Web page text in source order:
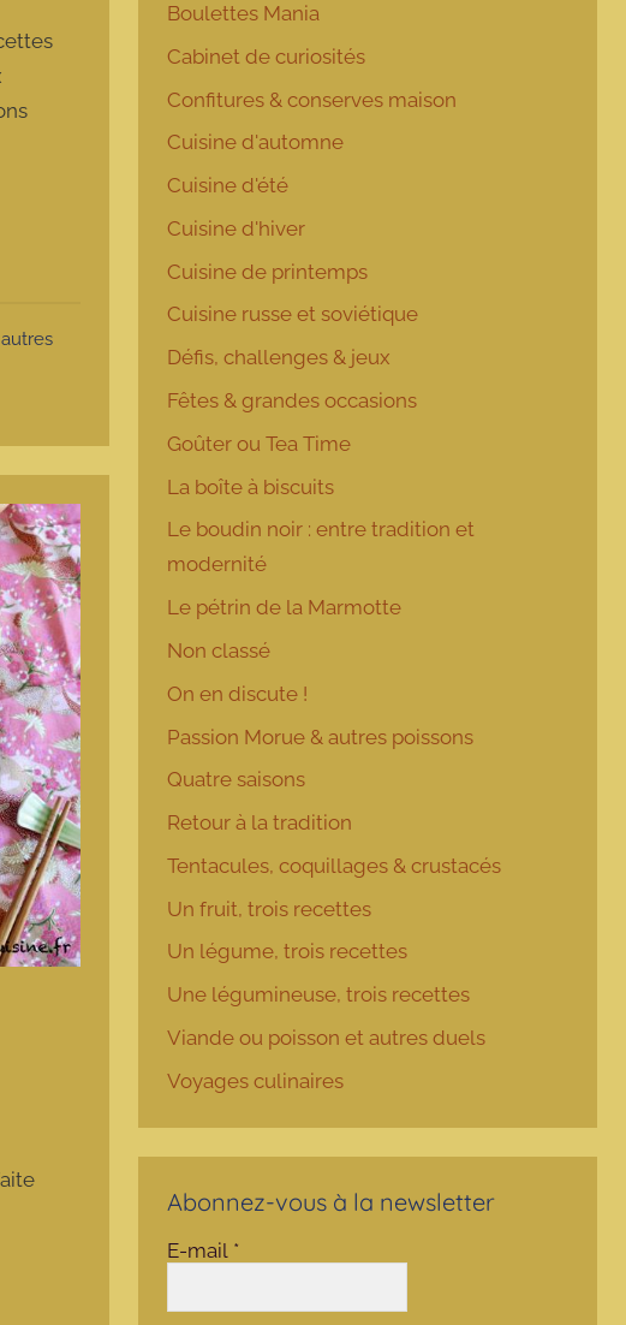
Boulettes Mania
Cabinet de curiosités
Confitures & conserves maison
Cuisine d'automne
Cuisine d'été
Cuisine d'hiver
Cuisine de printemps
Cuisine russe et soviétique
Défis, challenges & jeux
Fêtes & grandes occasions
Goûter ou Tea Time
La boîte à biscuits
Le boudin noir : entre tradition et
modernité
Le pétrin de la Marmotte
Non classé
On en discute !
Passion Morue & autres poissons
Quatre saisons
Retour à la tradition
Tentacules, coquillages & crustacés
Un fruit, trois recettes
Un légume, trois recettes
Une légumineuse, trois recettes
Viande ou poisson et autres duels
Voyages culinaires
Abonnez-vous à la newsletter
E-mail *